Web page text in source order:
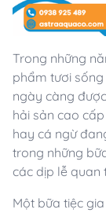
Trong những
phẩm tươi
ngày càng
hải sản cao
hay cá ngừ
trong những
các dịp lễ quan
Một bữa tiệc